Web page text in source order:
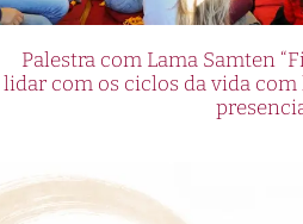
Palestra com Lama Samten
lidar com os ciclos da vida